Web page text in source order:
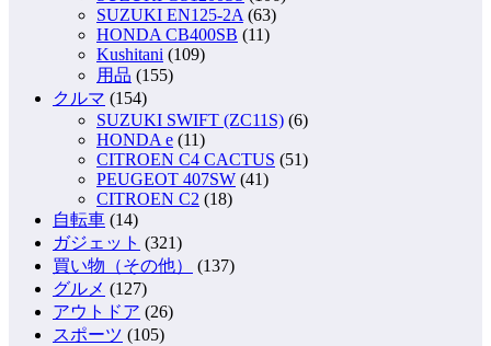
SUZUKI EN125-2A (63)
HONDA CB400SB (11)
Kushitani (109)
用品 (155)
クルマ (154)
SUZUKI SWIFT (ZC11S) (6)
HONDA e (11)
CITROEN C4 CACTUS (51)
PEUGEOT 407SW (41)
CITROEN C2 (18)
自転車 (14)
ガジェット (321)
買い物（その他）
(137)
グルメ (127)
アウトドア (26)
スポーツ (105)